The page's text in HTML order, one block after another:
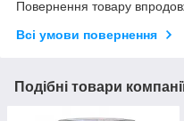
Повернення товару
Всі умови повернення
Подібні товари